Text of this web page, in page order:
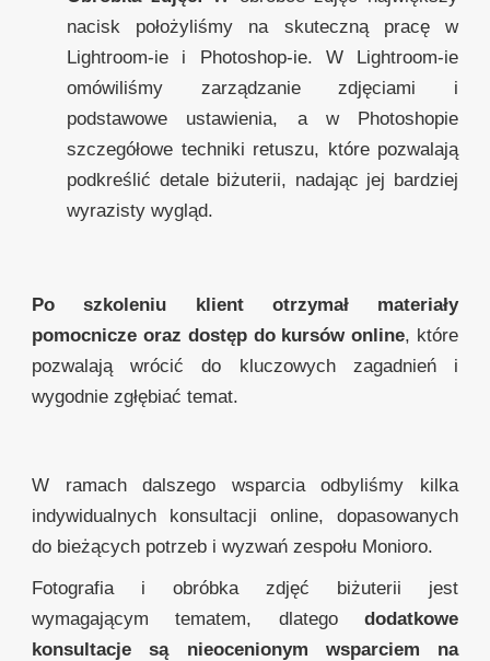
nacisk położyliśmy na skuteczną pracę w
Lightroom-ie i Photoshop-ie. W Lightroom-ie
omówiliśmy zarządzanie zdjęciami i
podstawowe ustawienia, a w Photoshopie
szczegółowe techniki retuszu, które pozwalają
podkreślić detale biżuterii, nadając jej bardziej
wyrazisty wygląd.
Po szkoleniu klient otrzymał materiały
pomocnicze oraz dostęp do kursów online, które
pozwalają wrócić do kluczowych zagadnień i
wygodnie zgłębiać temat.
W ramach dalszego wsparcia odbyliśmy kilka
indywidualnych konsultacji online, dopasowanych
do bieżących potrzeb i wyzwań zespołu Monioro.
Fotografia i obróbka zdjęć biżuterii jest
wymagającym tematem, dlatego dodatkowe
konsultacje są nieocenionym wsparciem na